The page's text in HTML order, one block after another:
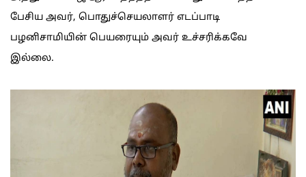
பேசிய அவர், பொதுச்செயலாளர் எடப்பாடி
பழனிசாமியின் பெயரையும் அவர் உச்சரிக்கவே
இல்லை.